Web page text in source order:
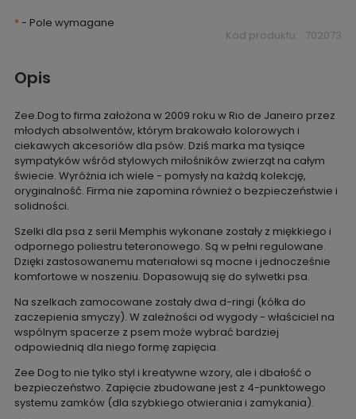
*- Pole wymagane
Kod produktu: 702073
Opis
Zee.Dog to firma założona w 2009 roku w Rio de Janeiro przez
młodych absolwentów, którym brakowało kolorowych i
ciekawych akcesoriów dla psów. Dziś marka ma tysiące
sympatyków wśród stylowych miłośników zwierząt na całym
świecie. Wyróżnia ich wiele - pomysły na każdą kolekcję,
oryginalność. Firma nie zapomina również o bezpieczeństwie i
solidności.
Szelki dla psa z serii Memphis wykonane zostały z miękkiego i
odpornego poliestru teteronowego. Są w pełni regulowane.
Dzięki zastosowanemu materiałowi są mocne i jednocześnie
komfortowe w noszeniu. Dopasowują się do sylwetki psa.
Na szelkach zamocowane zostały dwa d-ringi (kółka do
zaczepienia smyczy). W zależności od wygody - właściciel na
wspólnym spacerze z psem może wybrać bardziej
odpowiednią dla niego formę zapięcia.
Zee Dog to nie tylko styl i kreatywne wzory, ale i dbałość o
bezpieczeństwo. Zapięcie zbudowane jest z 4-punktowego
systemu zamków (dla szybkiego otwierania i zamykania).